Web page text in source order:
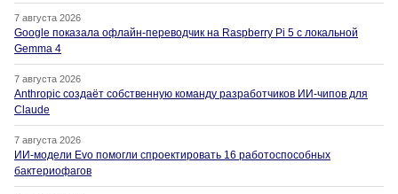
7 августа 2026
Google показала офлайн-переводчик на Raspberry Pi 5 с локальной
Gemma 4
7 августа 2026
Anthropic создаёт собственную команду разработчиков ИИ-чипов для
Claude
7 августа 2026
ИИ-модели Evo помогли спроектировать 16 работоспособных
бактериофагов